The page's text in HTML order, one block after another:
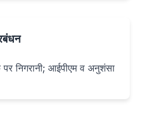
पर निगरानी; आईपीएम व अनुशंसा